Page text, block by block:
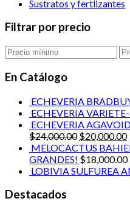
Sustratos y fertlizantes
Filtrar por precio
En Catálogo
ECHEVERIA
ECHEVERIA
ECHEVERIA
$24,000.00 $20,000.00
MELOCACTUS
GRANDES! $18,000.00
LOBIVIA SULFUREA
Destacados